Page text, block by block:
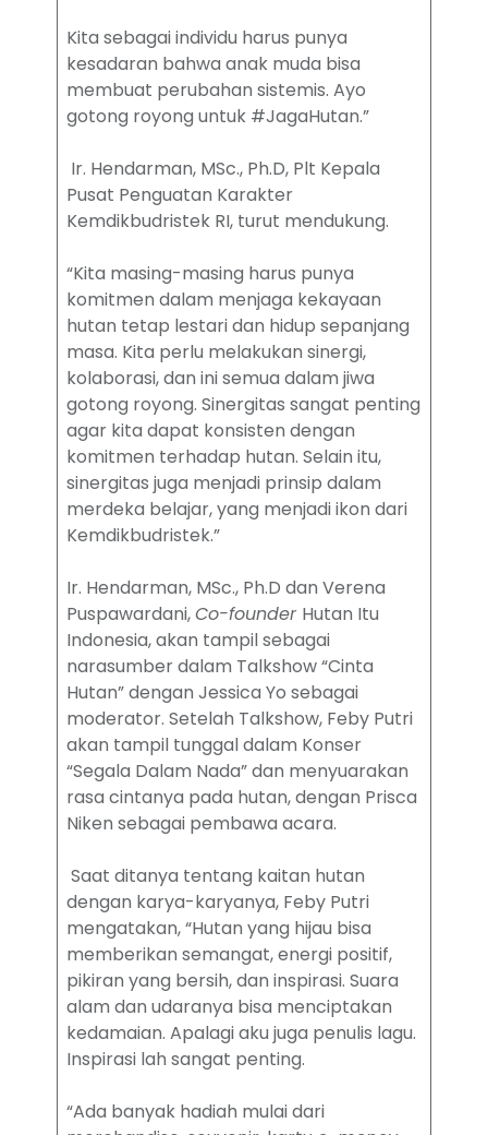
Kita sebagai individu harus punya
kesadaran bahwa anak muda bisa
membuat perubahan sistemis. Ayo
gotong royong untuk #JagaHutan.”
Ir. Hendarman, MSc., Ph.D, Plt Kepala
Pusat Penguatan Karakter
Kemdikbudristek RI, turut mendukung.
“Kita masing-masing harus punya
komitmen dalam menjaga kekayaan
hutan tetap lestari dan hidup sepanjang
masa. Kita perlu melakukan sinergi,
kolaborasi, dan ini semua dalam jiwa
gotong royong. Sinergitas sangat penting
agar kita dapat konsisten dengan
komitmen terhadap hutan. Selain itu,
sinergitas juga menjadi prinsip dalam
merdeka belajar, yang menjadi ikon dari
Kemdikbudristek.”
Ir. Hendarman, MSc., Ph.D dan Verena
Puspawardani,Co-founder Hutan Itu
Indonesia, akan tampil sebagai
narasumber dalam Talkshow “Cinta
Hutan” dengan Jessica Yo sebagai
moderator. Setelah Talkshow, Feby Putri
akan tampil tunggal dalam Konser
“Segala Dalam Nada” dan menyuarakan
rasa cintanya pada hutan, dengan Prisca
Niken sebagai pembawa acara.
Saat ditanya tentang kaitan hutan
dengan karya-karyanya, Feby Putri
mengatakan, “Hutan yang hijau bisa
memberikan semangat, energi positif,
pikiran yang bersih, dan inspirasi. Suara
alam dan udaranya bisa menciptakan
kedamaian. Apalagi aku juga penulis lagu.
Inspirasi lah sangat penting.
“Ada banyak hadiah mulai dari